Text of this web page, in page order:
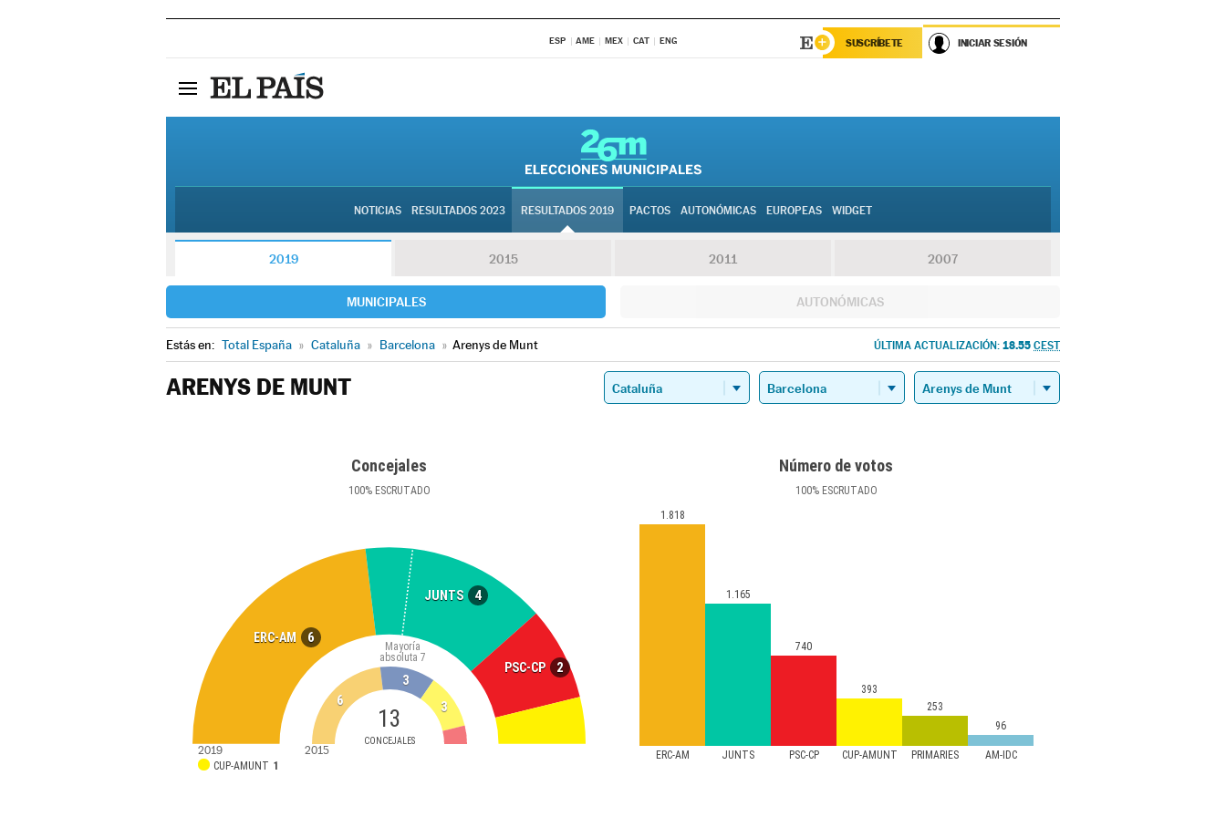
ESP AME MEX CAT ENG SUSCRÍBETE INICIAR SESIÓN
NOTICIAS RESULTADOS 2023 RESULTADOS 2019 PACTOS AUTONÓMICAS EUROPEAS WIDGET
2019 2015 2011 2007
MUNICIPALES AUTONÓMICAS
Estás en: Total España » Cataluña » Barcelona » Arenys de Munt ÚLTIMA ACTUALIZACIÓN: 18.55 CEST
ARENYS DE MUNT
Concejales
100%ESCRUTADO
ERC-AM 6
JUNTS 4
PSC-CP 2
13
CONCEJALES
Mayoría
absoluta 7
CUP-AMUNT 1
6
3
3
2019 2015
Número de votos
100%ESCRUTADO
ERC-AM JUNTS PSC-CP CUP-AMUNT PRIMÀRIES AM-IDC
1.818
1.165
740
393
253
96